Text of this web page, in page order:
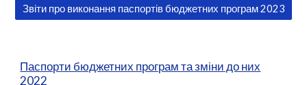
Звіти про виконання паспортів бюджетних програм 2023
Паспорти бюджетних програм та зміни до них
2022